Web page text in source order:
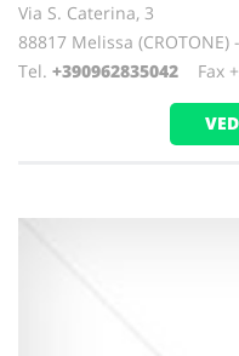
Via S. Caterina, 3
88817 Melissa (CROTONE)
Tel. +390962835042 Fax